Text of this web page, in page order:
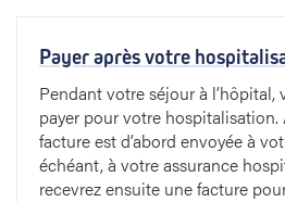
Payer après votre
Pendant votre séjour à l’hôpital,
payer pour votre hospitalisation.
facture est d’abord envoyée à
échéant, à votre assurance
recevrez ensuite une facture